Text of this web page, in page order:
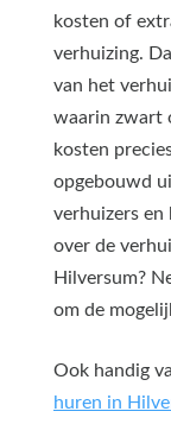
kosten of
verhuizing.
van het
waarin zwart
kosten
opgebouwd
verhuizers
over de
Hilversum?
om de
Ook handig
huren in